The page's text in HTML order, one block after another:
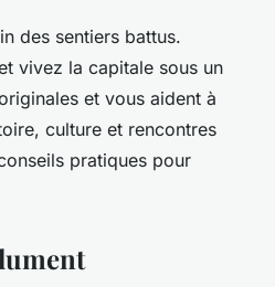
des sentiers battus.
vivez la capitale sous un
et vous aident à
culture et rencontres
pratiques pour